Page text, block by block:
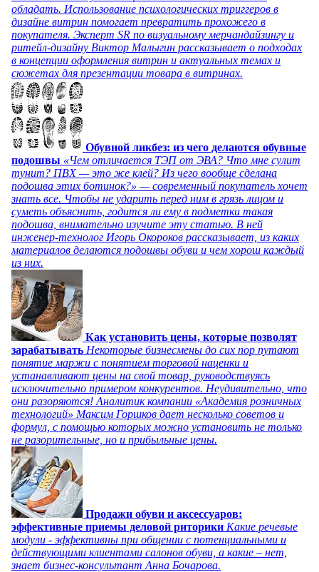
обладать. Использование психологических триггеров в
дизайне витрин помогает превратить прохожего в
покупателя. Эксперт SR по визуальному мерчандайзингу и
ритейл-дизайну Виктор Малыгин рассказывает о подходах
в концепции оформления витрин и актуальных темах и
сюжетах для презентации товара в витринах.
Обувной ликбез: из чего делаются обувные
подошвы «Чем отличается ТЭП от ЭВА? Что мне сулит
тунит? ПВХ — это же клей? Из чего вообще сделана
подошва этих ботинок?» — современный покупатель хочет
знать все. Чтобы не ударить перед ним в грязь лицом и
суметь объяснить, годится ли ему в подметки такая
подошва, внимательно изучите эту статью. В ней
инженер-технолог Игорь Окороков рассказывает, из каких
материалов делаются подошвы обуви и чем хорош каждый
из них.
Как установить цены, которые позволят
зарабатывать Некоторые бизнесмены до сих пор путают
понятие маржи с понятием торговой наценки и
устанавливают цены на свой товар, руководствуясь
исключительно примером конкурентов. Неудивительно, что
они разоряются! Аналитик компании «Академия розничных
технологий» Максим Горшков дает несколько советов и
формул, с помощью которых можно установить не только
не разорительные, но и прибыльные цены.
Продажи обуви и аксессуаров:
эффективные приемы деловой риторики Какие речевые
модули - эффективны при общении с потенциальными и
действующими клиентами салонов обуви, а какие – нет,
знает бизнес-консультант Анна Бочарова.